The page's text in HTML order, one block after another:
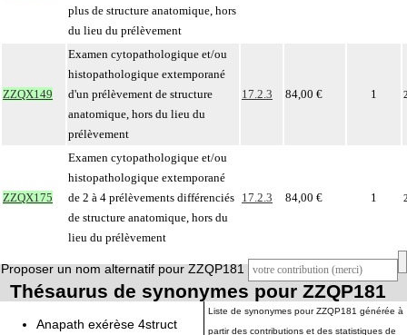
plus de structure anatomique, hors
du lieu du prélèvement
ZZQX149
Examen cytopathologique et/ou
histopathologique extemporané
d'un prélèvement de structure
anatomique, hors du lieu du
prélèvement
17.2.3 84,00 € 1
ZZQX175
Examen cytopathologique et/ou
histopathologique extemporané
de 2 à 4 prélèvements différenciés
de structure anatomique, hors du
lieu du prélèvement
17.2.3 84,00 € 1
Proposer un nom alternatif pour ZZQP181
Thésaurus de synonymes pour ZZQP181
Anapath exérèse 4struct
Liste de synonymes pour ZZQP181 générée à
partir des contributions et des statistiques de